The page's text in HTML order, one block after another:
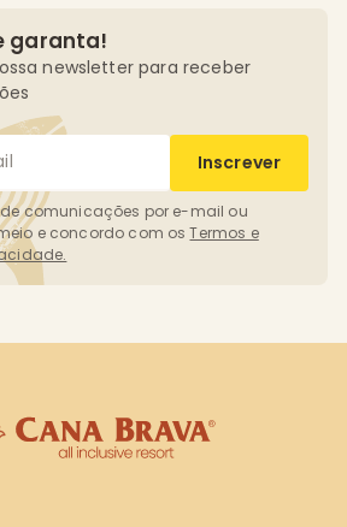
garanta!
newsletter para receber
Inscrever
de comunicações por e-mail ou
e concordo com osTermos e